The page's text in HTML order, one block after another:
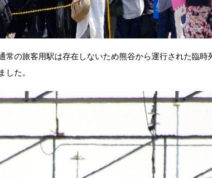
常の旅客用駅は存在しないため熊谷から運行された臨時
した。